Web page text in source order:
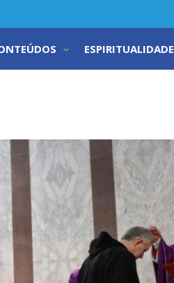
ESPIRITUALIDADE